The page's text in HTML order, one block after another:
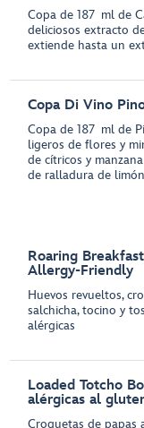
Copa de 187 ml de
deliciosos extracto
extiende hasta un
Copa Di Vino
Copa de 187 ml de
ligeros de flores y
de cítricos y
de ralladura de
Roaring
Allergy-Friendly
Huevos revueltos,
salchicha, tocino y
alérgicas
Loaded Totcho
alérgicas al
Croquetas de papas